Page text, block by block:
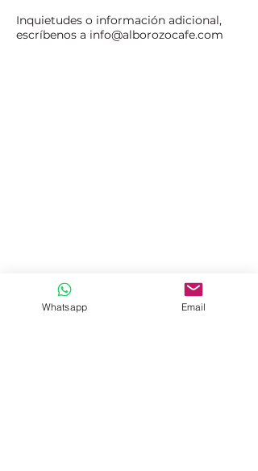
Inquietudes o información adicional,
escríbenos a info@alborozocafe.com
Whatsapp Email